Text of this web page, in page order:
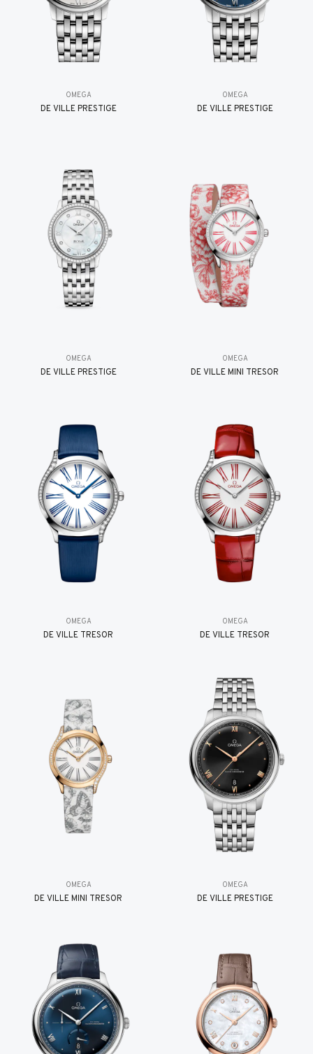
OMEGA
DE VILLE PRESTIGE
OMEGA
DE VILLE PRESTIGE
OMEGA
DE VILLE PRESTIGE
OMEGA
DE VILLE MINI TRÉSOR
OMEGA
DE VILLE TRESOR
OMEGA
DE VILLE TRESOR
OMEGA
DE VILLE MINI TRÉSOR
OMEGA
DE VILLE PRESTIGE